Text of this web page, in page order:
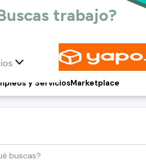
y ServiciosMarketplace